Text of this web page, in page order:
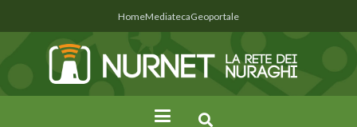
HomeMediatecaGeoportale